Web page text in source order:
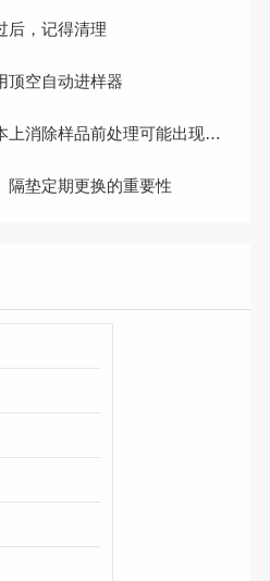
后，记得清理
顶空自动进样器
顶空自动进样器从根本上消除样品前处理可能出现的错误和问题
隔垫定期更换的重要性